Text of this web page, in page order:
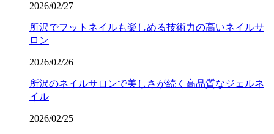
2026/02/27
所沢でフットネイルも楽しめる技術力の高いネイルサ
ロン
2026/02/26
所沢のネイルサロンで美しさが続く高品質なジェルネ
イル
2026/02/25